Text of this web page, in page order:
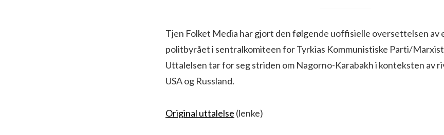
Tjen Folket Media har gjort den følgende uoffisielle oversettelsen av
politbyrået i sentralkomiteen for Tyrkias Kommunistiske Parti/
Uttalelsen tar for seg striden om Nagorno-Karabakh i konteksten av
USA og Russland.
Original uttalelse (lenke)